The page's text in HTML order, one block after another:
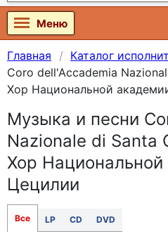
Меню
Главная Каталог
Coro dell'Accademia
Хор Национальной
Музыка и песни
Nazionale di Santa
Хор
Цецилии
Все LP CD DVD